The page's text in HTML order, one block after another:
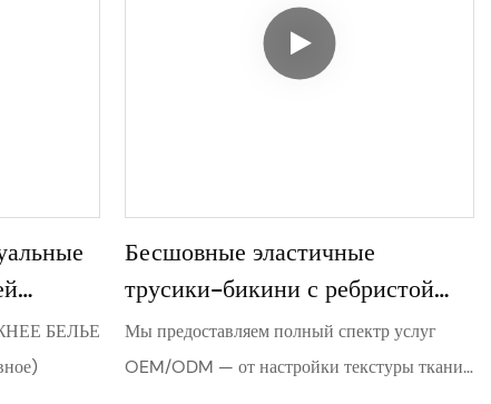
БЕЛЬЕ
Бесшовные эластичные
трусики-бикини с ребристой
текстурой, с низкой посадкой,
незаметные, с возможностью
Мы предоставляем полный спектр услуг
OEM/ODM — от настройки текстуры ткани,